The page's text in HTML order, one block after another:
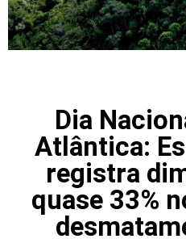
Dia
Atlântica:
registra
quase 33%